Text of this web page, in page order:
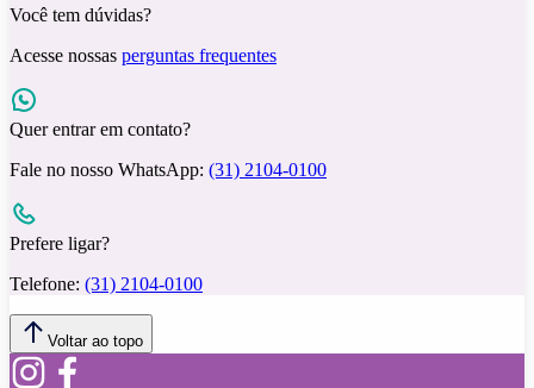
Você tem dúvidas?
Acesse nossas perguntas frequentes
Quer entrar em contato?
Fale no nosso WhatsApp: (31) 2104-0100
Prefere ligar?
Telefone: (31) 2104-0100
Voltar ao topo